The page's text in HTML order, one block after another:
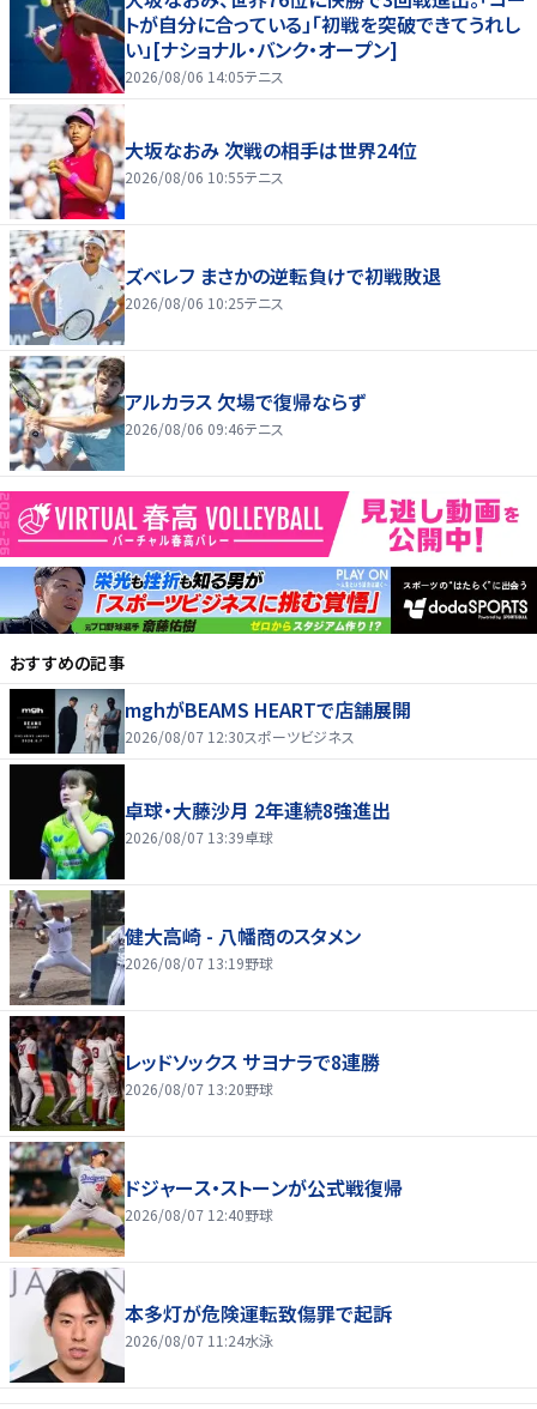
トが自分に合っている」「初戦を突破できてうれし
い」[ナショナル・バンク・オープン]
2026/08/06 14:05テニス
大坂なおみ 次戦の相手は世界24位
2026/08/06 10:55テニス
ズベレフ まさかの逆転負けで初戦敗退
2026/08/06 10:25テニス
アルカラス 欠場で復帰ならず
2026/08/06 09:46テニス
おすすめの記事
mghがBEAMS HEARTで店舗展開
2026/08/07 12:30スポーツビジネス
卓球・大藤沙月 2年連続8強進出
2026/08/07 13:39卓球
健大高崎 - 八幡商のスタメン
2026/08/07 13:19野球
レッドソックス サヨナラで8連勝
2026/08/07 13:20野球
ドジャース・ストーンが公式戦復帰
2026/08/07 12:40野球
本多灯が危険運転致傷罪で起訴
2026/08/07 11:24水泳